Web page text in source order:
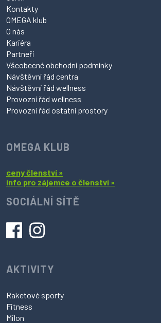
Kontakty
OMEGA klub
O nás
Kariéra
Partneři
Všeobecné obchodní podmínky
Návštěvní řád centra
Návštěvní řád wellness
Provozní řád wellness
Provozní řád ostatní prostory
OMEGA KLUB
ceny členství »
info pro zájemce o členství »
SOCIÁLNÍ SÍTĚ
AKTIVITY
Raketové sporty
Fitness
Milon